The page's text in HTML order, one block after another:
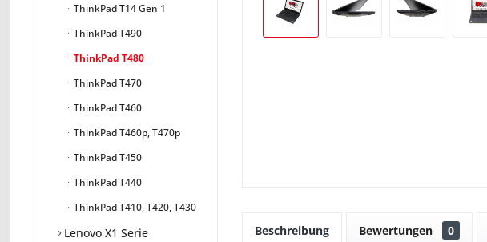
ThinkPad T14 Gen 1
ThinkPad T490
ThinkPad T480
ThinkPad T470
ThinkPad T460
ThinkPad T460p, T470p
ThinkPad T450
ThinkPad T440
ThinkPad T410, T420, T430
Lenovo X1 Serie
Beschreibung Bewertungen 0